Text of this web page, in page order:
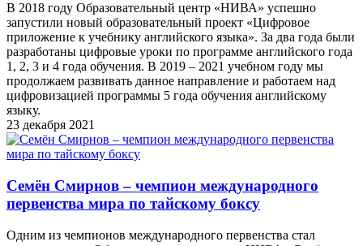
В 2018 году Образовательный центр «НИВА» успешно
запустили новый образовательный проект «Цифровое
приложение к учебнику английского языка». За два года были
разработаны цифровые уроки по программе английского года
1, 2, 3 и 4 года обучения. В 2019 – 2021 учебном году мы
продолжаем развивать данное направление и работаем над
цифровизацией программы 5 года обучения английскому
языку.
23 декабря 2021
Семён Смирнов – чемпион международного
первенства мира по тайскому боксу
Одним из чемпионов международного первенства стал